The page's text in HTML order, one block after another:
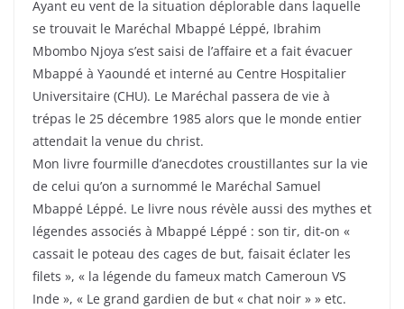
Ayant eu vent de la situation déplorable dans laquelle
se trouvait le Maréchal Mbappé Léppé, Ibrahim
Mbombo Njoya s’est saisi de l’affaire et a fait évacuer
Mbappé à Yaoundé et interné au Centre Hospitalier
Universitaire (CHU). Le Maréchal passera de vie à
trépas le 25 décembre 1985 alors que le monde entier
attendait la venue du christ.
Mon livre fourmille d’anecdotes croustillantes sur la vie
de celui qu’on a surnommé le Maréchal Samuel
Mbappé Léppé. Le livre nous révèle aussi des mythes et
légendes associés à Mbappé Léppé : son tir, dit-on «
cassait le poteau des cages de but, faisait éclater les
filets », « la légende du fameux match Cameroun VS
Inde », « Le grand gardien de but « chat noir » » etc.